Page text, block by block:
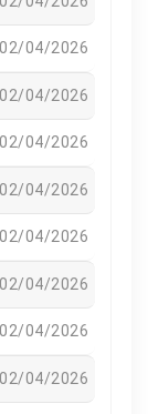
02/04/2026
02/04/2026
02/04/2026
02/04/2026
02/04/2026
02/04/2026
02/04/2026
02/04/2026